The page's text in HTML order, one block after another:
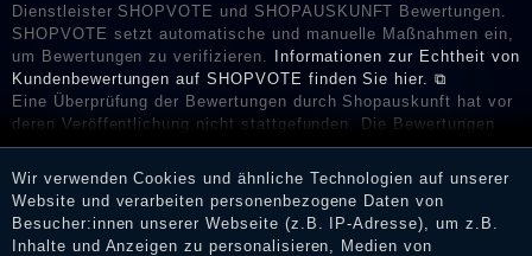
Dienstleister SHOPVOTE und SHOPAUSKUNFT Bewertungen.
SHOPVOTE setzt automatische und manuelle Maßnahmen ein,
um Bewertungen zu verifizieren.
Informationen zur Echtheit von
Kundenbewertungen auf SHOPVOTE finden Sie hier. ⧉
Eine Überprüfung der Bewertungen durch Shopauskunft hat vor
deren Veröffentlichung nicht stattgefunden. Die Bewertungen
könnten von Verbrauchern stammen, die die Ware oder
Dienstleistungen gar nicht erworben oder genutzt haben. Nach
Erhalt einer Benachrichtigungs-E-Mail können Händler die
Bewertungen verifizieren und über die erfolgte Verifizierung im
Shop informieren.
Wir verwenden Cookies und ähnliche Technologien auf unserer
Website und verarbeiten personenbezogene Daten von
Besucher:innen unserer Webseite (z.B. IP-Adresse), um z.B.
Inhalte und Anzeigen zu personalisieren, Medien von